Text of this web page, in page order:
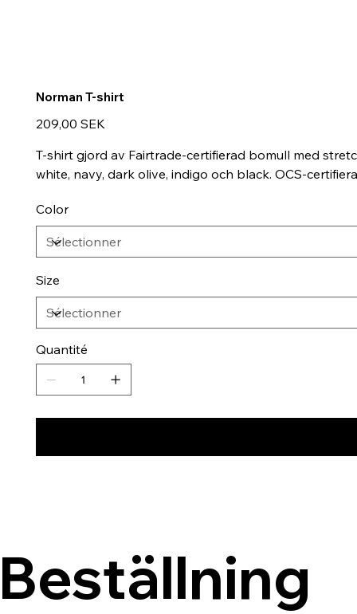
Norman T-shirt
Prix
209,00 SEK
T-shirt gjord av Fairtrade-certifierad bomull med
white, navy, dark olive, indigo och black. OCS-
Color
Size
Quantité